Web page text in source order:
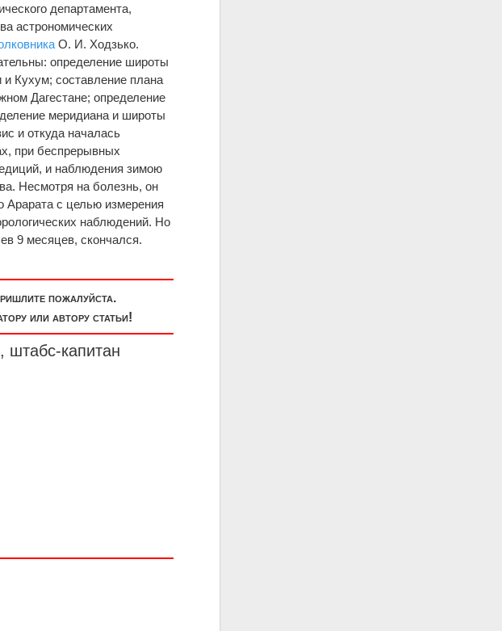
департамента,
астрономических
О. И. Ходзько.
определение широты
Кухум; составление плана
Дагестане; определение
меридиана и широты
и откуда началась
при беспрерывных
и наблюдения зимою
Несмотря на болезнь, он
Арарата с целью измерения
наблюдений. Но
9 месяцев, скончался.
пожалуйста.
или автору статьи!
штабс-капитан